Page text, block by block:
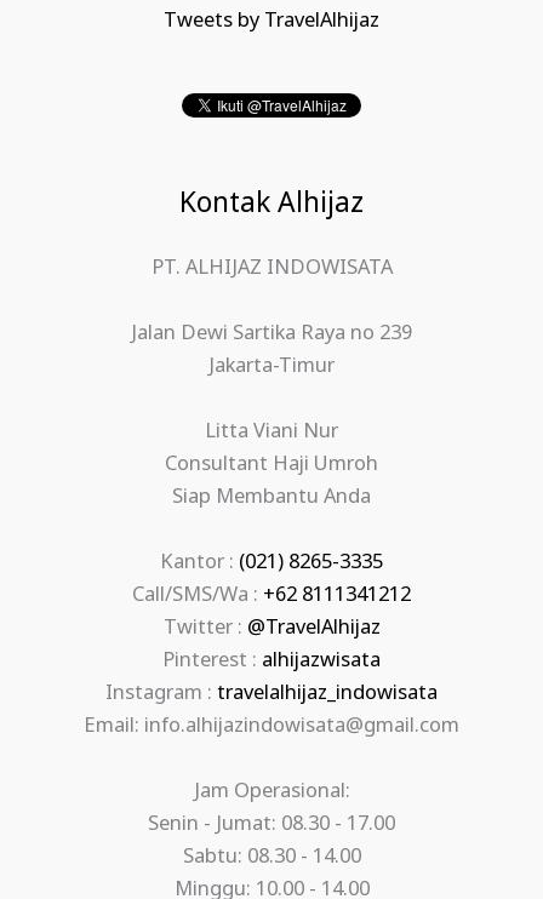
Tweets by TravelAlhijaz
Kontak Alhijaz
PT. ALHIJAZ INDOWISATA
Jalan Dewi Sartika Raya no 239
Jakarta-Timur
Litta Viani Nur
Consultant Haji Umroh
Siap Membantu Anda
Kantor : (021) 8265-3335
Call/SMS/Wa : +62 8111341212
Twitter : @TravelAlhijaz
Pinterest : alhijazwisata
Instagram : travelalhijaz_indowisata
Email: info.alhijazindowisata@gmail.com
Jam Operasional:
Senin - Jumat: 08.30 - 17.00
Sabtu: 08.30 - 14.00
Minggu: 10.00 - 14.00